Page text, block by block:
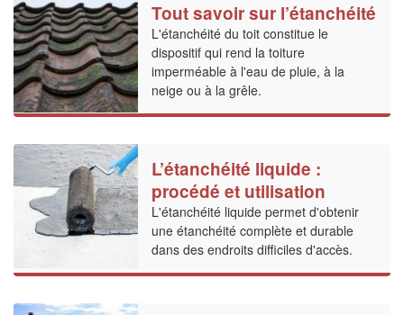
Tout savoir sur l’étanchéité
L'étanchéité du toit constitue le
dispositif qui rend la toiture
imperméable à l'eau de pluie, à la
neige ou à la grêle.
L’étanchéité liquide :
procédé et utilisation
L'étanchéité liquide permet d'obtenir
une étanchéité complète et durable
dans des endroits difficiles d'accès.